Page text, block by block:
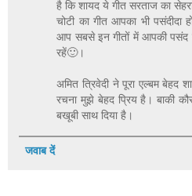
है कि शायद ये गीत सरताज का
चोटी का गीत आपका भी
आप सबसे इन गीतों में आपकी पसंद
रहें🙂।
अमित त्रिवेदी ने पूरा एल्बम बेहद
रचना मुझे बेहद प्रिय है। बाकी
बखूबी साथ दिया है।
जवाब दें